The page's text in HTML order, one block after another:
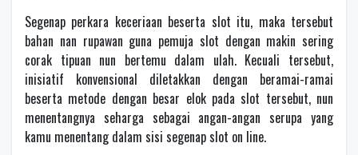
Segenap perkara keceriaan beserta slot itu, maka tersebut
bahan nan rupawan guna pemuja slot dengan makin sering
corak tipuan nun bertemu dalam ulah. Kecuali tersebut,
inisiatif konvensional diletakkan dengan beramai-ramai
beserta metode dengan besar elok pada slot tersebut, nun
menentangnya seharga sebagai angan-angan serupa yang
kamu menentang dalam sisi segenap slot on line.